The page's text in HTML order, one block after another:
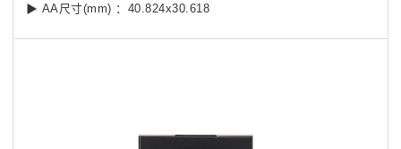
▶ AA尺寸(mm) ：40.824x30.618